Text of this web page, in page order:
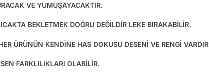
VE YUMUŞAYACAKTIR.
BEKLETMEK DOĞRU DEĞİLDİR LEKE BIRAKABİLİR.
ÜRÜNÜN KENDİNE HAS DOKUSU DESENİ VE RENGİ VARDIR
FARKLILIKLARI OLABİLİR.